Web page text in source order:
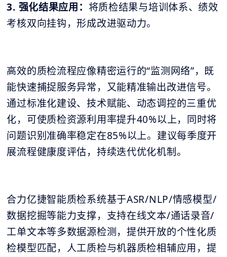
3. 强化结果应用： 将质检结果与培训体系、绩效
考核双向挂钩，形成改进驱动力。
高效的质检流程应像精密运行的“监测网络”，既
能快速捕捉服务异常，又能精准输出改进信号。
通过标准化建设、技术赋能、动态调控的三重优
化，可使质检资源利用率提升40%以上，同时将
问题识别准确率稳定在85%以上。建议每季度开
展流程健康度评估，持续迭代优化机制。
合力亿捷智能质检系统基于ASR/NLP/情感模型/
数据挖掘等能力支撑，支持在线文本/通话录音/
工单文本等多数据源检测，提供开放的个性化质
检模型匹配，人工质检与机器质检相辅应用，提